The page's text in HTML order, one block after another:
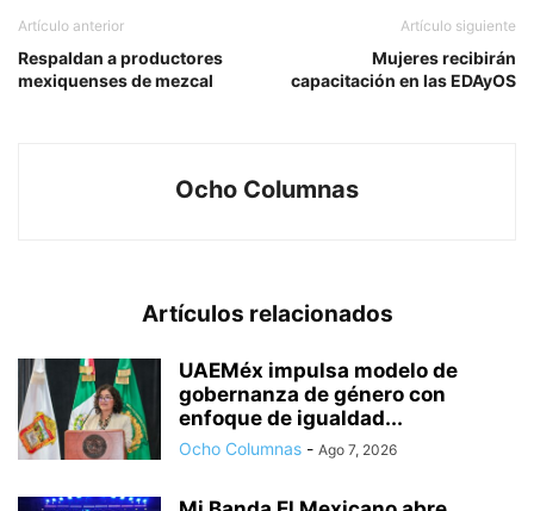
Artículo anterior
Respaldan a productores
mexiquenses de mezcal
Artículo siguiente
Mujeres recibirán
capacitación en las EDAyOS
Ocho Columnas
Artículos relacionados
UAEMéx impulsa modelo de
gobernanza de género con
enfoque de igualdad...
Ocho Columnas - Ago 7, 2026